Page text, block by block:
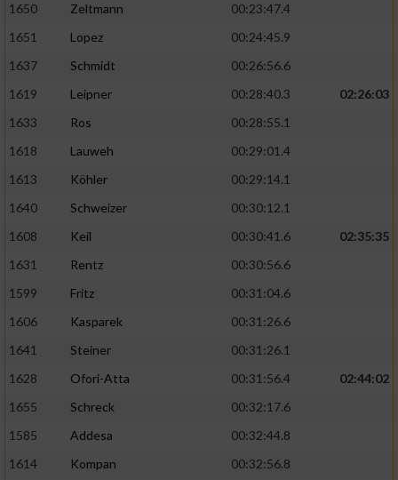
1650
Zeltmann
00:23:47.4
1651
Lopez
00:24:45.9
1637
Schmidt
00:26:56.6
1619
Leipner 00:28:40.3
02:26:03
1633
Ros
00:28:55.1
1618
Lauweh
00:29:01.4
1613
Köhler
00:29:14.1
1640
Schweizer
00:30:12.1
1608
Keil 00:30:41.6
02:35:35
1631
Rentz
00:30:56.6
1599
Fritz
00:31:04.6
1606
Kasparek
00:31:26.6
1641
Steiner
00:31:26.1
1628
Ofori-Atta 00:31:56.4
02:44:02
1655
Schreck
00:32:17.6
1585
Addesa
00:32:44.8
1614
Kompan
00:32:56.8